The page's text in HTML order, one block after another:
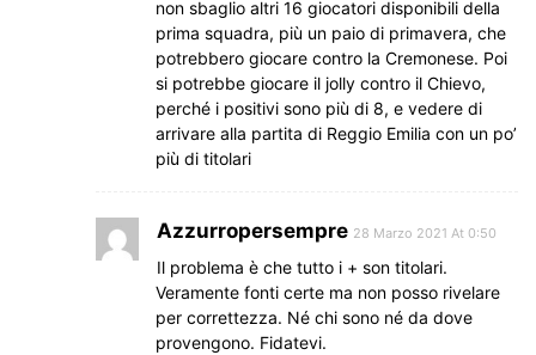
non sbaglio altri 16 giocatori disponibili della
prima squadra, più un paio di primavera, che
potrebbero giocare contro la Cremonese. Poi
si potrebbe giocare il jolly contro il Chievo,
perché i positivi sono più di 8, e vedere di
arrivare alla partita di Reggio Emilia con un po’
più di titolari
Azzurropersempre 28 Marzo 2021 At 0:50
Il problema è che tutto i + son titolari.
Veramente fonti certe ma non posso rivelare
per correttezza. Né chi sono né da dove
provengono. Fidatevi.